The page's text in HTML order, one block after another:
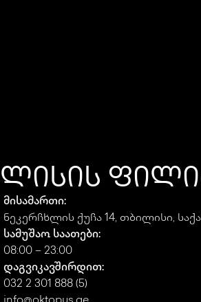
ᲚᲘᲡᲘᲡ
მისამართი:
ნეკერჩხლის ქუჩა 14, თბილისი,
სამუშაო საათები:
08:00 – 23:00
დაგვიკავშირდით:
032 2 301 888 (5)